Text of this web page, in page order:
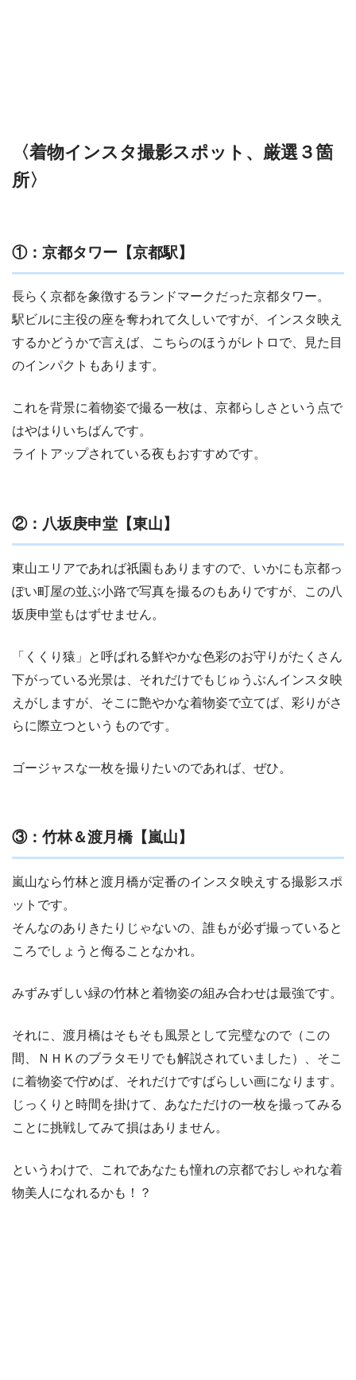
〈着物インスタ撮影スポット、厳選３箇
所〉
①：京都タワー【京都駅】
長らく京都を象徴するランドマークだった京都タワー。
駅ビルに主役の座を奪われて久しいですが、インスタ映え
するかどうかで言えば、こちらのほうがレトロで、見た目
のインパクトもあります。
これを背景に着物姿で撮る一枚は、京都らしさという点で
はやはりいちばんです。
ライトアップされている夜もおすすめです。
②：八坂庚申堂【東山】
東山エリアであれば祇園もありますので、いかにも京都っ
ぽい町屋の並ぶ小路で写真を撮るのもありですが、この八
坂庚申堂もはずせません。
「くくり猿」と呼ばれる鮮やかな色彩のお守りがたくさん
下がっている光景は、それだけでもじゅうぶんインスタ映
えがしますが、そこに艶やかな着物姿で立てば、彩りがさ
らに際立つというものです。
ゴージャスな一枚を撮りたいのであれば、ぜひ。
③：竹林＆渡月橋【嵐山】
嵐山なら竹林と渡月橋が定番のインスタ映えする撮影スポ
ットです。
そんなのありきたりじゃないの、誰もが必ず撮っていると
ころでしょうと侮ることなかれ。
みずみずしい緑の竹林と着物姿の組み合わせは最強です。
それに、渡月橋はそもそも風景として完璧なので（この
間、ＮＨＫのブラタモリでも解説されていました）、そこ
に着物姿で佇めば、それだけですばらしい画になります。
じっくりと時間を掛けて、あなただけの一枚を撮ってみる
ことに挑戦してみて損はありません。
というわけで、これであなたも憧れの京都でおしゃれな着
物美人になれるかも！？